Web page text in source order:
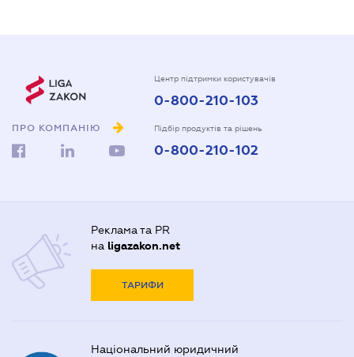
ПРО КОМПАНІЮ
Центр підтримки користувачів
0-800-210-103
Підбір продуктів та рішень
0-800-210-102
Реклама та PR
на ligazakon.net
ТАРИФИ
Національний юридичний